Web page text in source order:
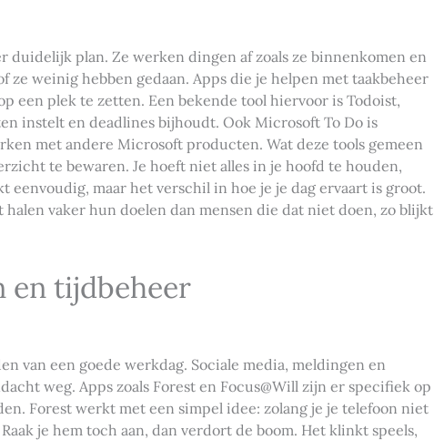
duidelijk plan. Ze werken dingen af zoals ze binnenkomen en
ze weinig hebben gedaan. Apps die je helpen met taakbeheer
een plek te zetten. Een bekende tool hiervoor is Todoist,
instelt en deadlines bijhoudt. Ook Microsoft To Do is
met andere Microsoft producten. Wat deze tools gemeen
te bewaren. Je hoeft niet alles in je hoofd te houden,
eenvoudig, maar het verschil in hoe je je dag ervaart is groot.
vaker hun doelen dan mensen die dat niet doen, zo blijkt
en tijdbeheer
van een goede werkdag. Sociale media, meldingen en
weg. Apps zoals Forest en Focus@Will zijn er specifiek op
Forest werkt met een simpel idee: zolang je je telefoon niet
je hem toch aan, dan verdort de boom. Het klinkt speels,